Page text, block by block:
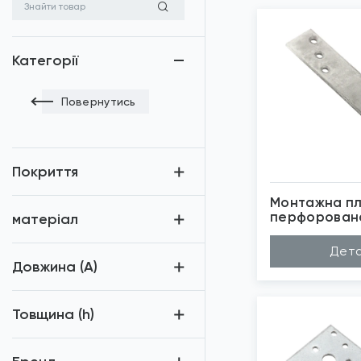
Категорії
Повернутись
Покриття
матеріал
Довжина (A)
Товщина (h)
Монтажна
Довжина (A...
Товщина (h...